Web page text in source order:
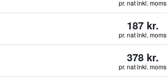
pr. nat inkl. moms
187 kr.
pr. nat inkl. moms
378 kr.
pr. nat inkl. moms